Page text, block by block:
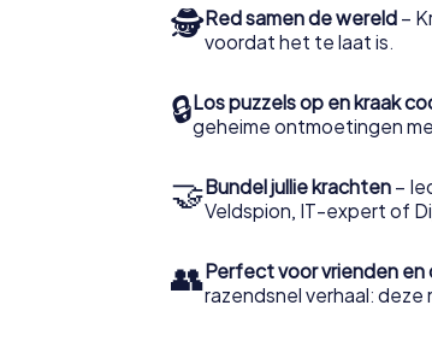
🕵Red samen de wereld –
voordat het te laat is.
🔒Los puzzels op en kraak
geheime ontmoetingen
🤝Bundel jullie krachten –
Veldspion, IT-expert of
👥Perfect voor vrienden en
razendsnel verhaal: